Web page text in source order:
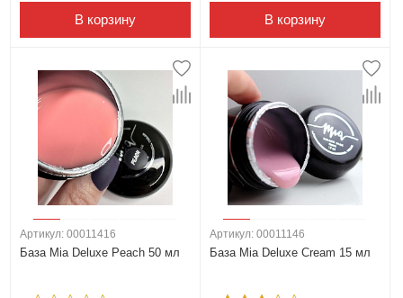
В корзину В корзину
Артикул: 00011416
База Mia Deluxe Peach 50 мл
Артикул: 00011146
База Mia Deluxe Cream 15 мл